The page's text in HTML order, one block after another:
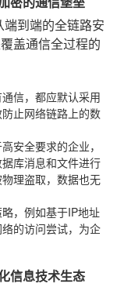
到端的全链路安
盖通信全过程的
信，都应默认采用
止网络链路上的数
安全要求的企业，
库消息和文件进行
理盗取，数据也无
，例如基于IP地址
的访问尝试，为企
信息技术生态